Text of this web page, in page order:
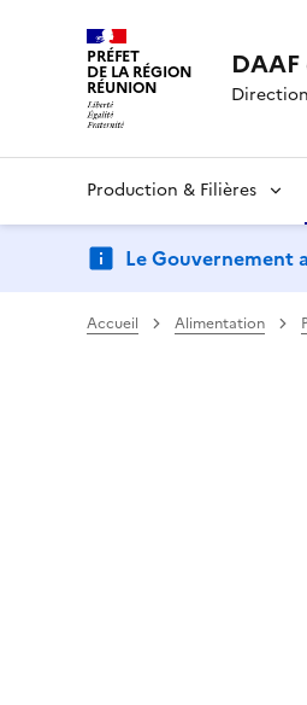
PRÉFET
DE LA RÉGION
RÉUNION
Production & Filières
Le Gouvernement
Accueil Alimentation